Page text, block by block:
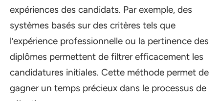
expériences des candidats. Par exemple, des
systèmes basés sur des critères tels que
l’expérience professionnelle ou la pertinence des
diplômes permettent de filtrer efficacement les
candidatures initiales. Cette méthode permet de
gagner un temps précieux dans le processus de